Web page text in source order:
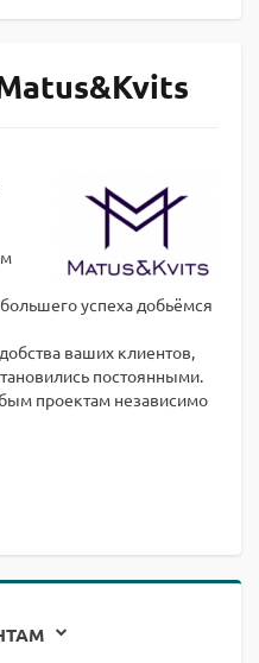
успеха добьёмся
ваших клиентов,
постоянными.
проектам независимо